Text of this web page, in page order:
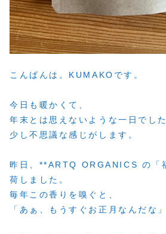
こんばんは。KUMAKOです。
今日も暖かくて、
年末とは思えないような一日でした
少し不思議な感じがします。
昨日、**ARTQ ORGANICS の「
荷しました。
毎年この香りを嗅ぐと、
「あぁ、もうすぐお正月なんだな